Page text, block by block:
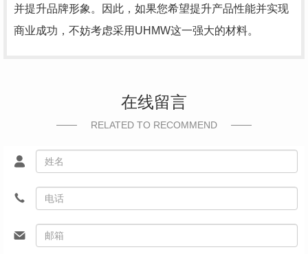
并提升品牌形象。因此，如果您希望提升产品性能并实现
商业成功，不妨考虑采用UHMW这一强大的材料。
在线留言
RELATED TO RECOMMEND